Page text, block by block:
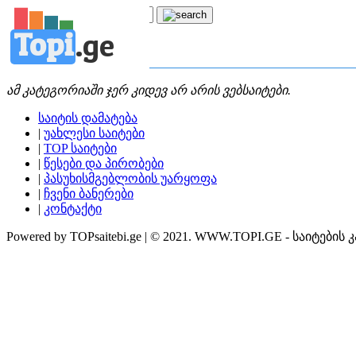
Topi.ge
კატეგორია: რ რუკები
ამ კატეგორიაში ჯერ კიდევ არ არის ვებსაიტები.
საიტის დამატება
| უახლესი საიტები
| TOP საიტები
| წესები და პირობები
| პასუხისმგებლობის უარყოფა
| ჩვენი ბანერები
| კონტაქტი
Powered by TOPsaitebi.ge | © 2021. WWW.TOPI.GE -